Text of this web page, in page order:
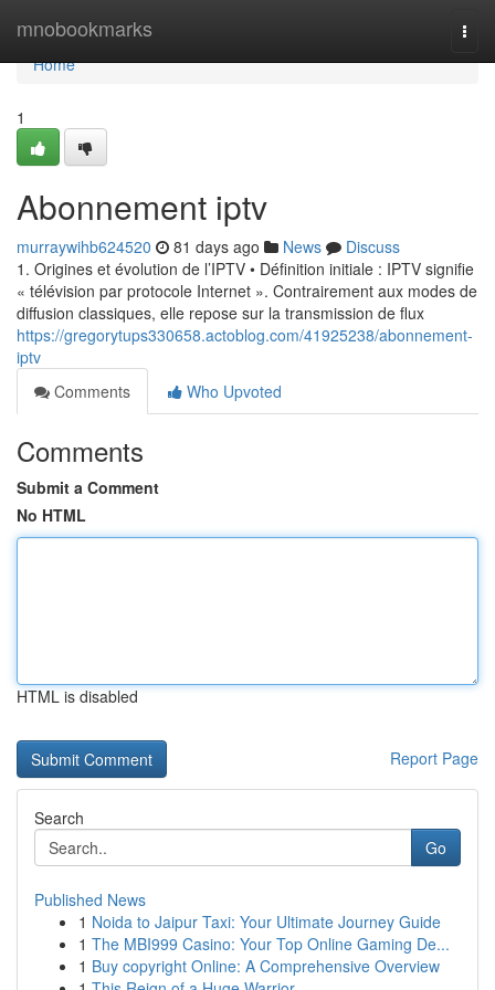
mnobookmarks
Home
Home
1
Abonnement iptv
murraywihb624520 81 days ago News
Discuss
1. Origines et évolution de l’IPTV • Définition initiale : IPTV signifie
« télévision par protocole Internet ». Contrairement aux modes de
diffusion classiques, elle repose sur la transmission de flux
https://gregorytups330658.actoblog.com/41925238/abonnement-
iptv
Comments
Who Upvoted
Comments
Submit a Comment
No HTML
HTML is disabled
Report Page
Search
Go
Published News
1 Noida to Jaipur Taxi: Your Ultimate Journey Guide
1 The MBI999 Casino: Your Top Online Gaming De...
1 Buy copyright Online: A Comprehensive Overview